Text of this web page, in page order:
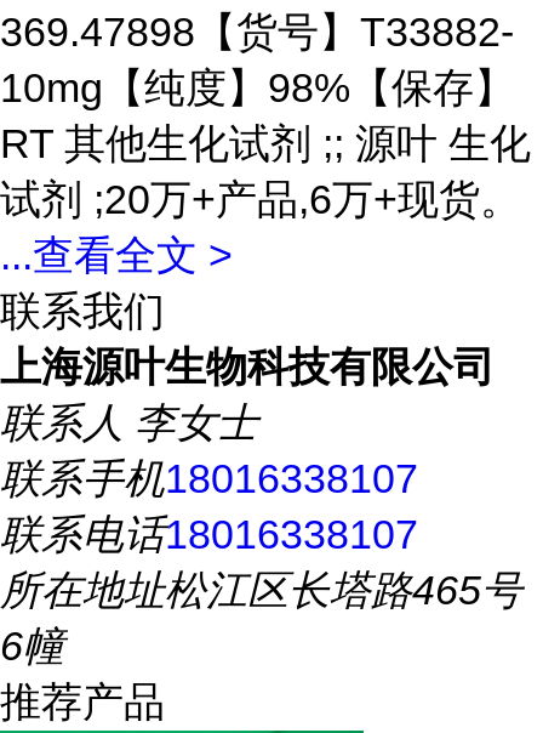
369.47898【货号】T33882-
10mg【纯度】98%【保存】
RT 其他生化试剂 ;; 源叶 生化
试剂 ;20万+产品,6万+现货。
...查看全文 >
联系我们
上海源叶生物科技有限公司
联系人 李女士
联系手机18016338107
联系电话18016338107
所在地址松江区长塔路465号
6幢
推荐产品